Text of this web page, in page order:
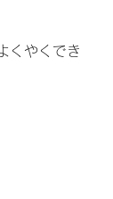
くやくでき